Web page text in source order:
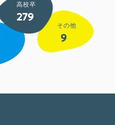
高校卒
279
その他
9